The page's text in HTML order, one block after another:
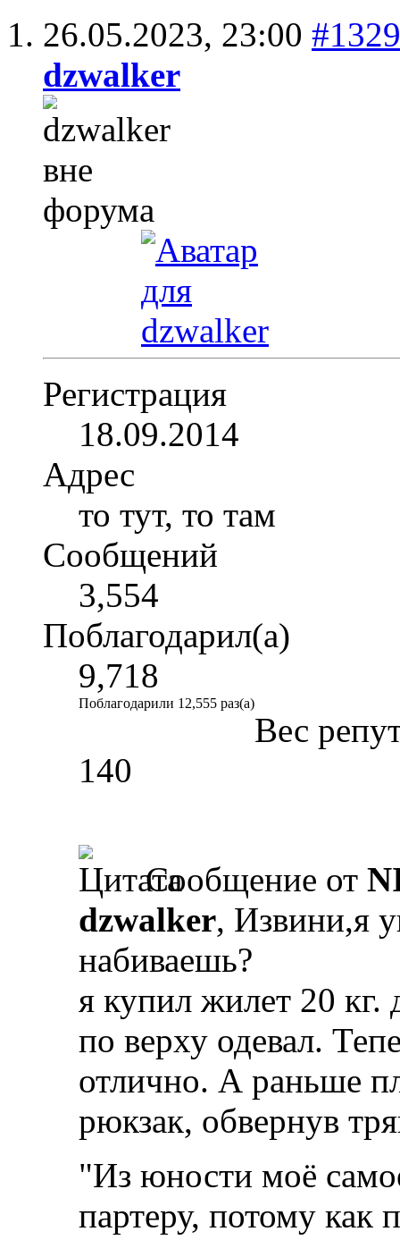
26.05.2023, 23:00
dzwalker
Регистрация
18.09.2014
Адрес
то тут, то там
Сообщений
3,554
Поблагодарил(а)
9,718
Поблагодарили 12,555 раз(а)
Вес
140
Сообщение от
dzwalker, Извини,я
набиваешь?
я купил жилет 20
по верху одевал.
отлично. А раньше
рюкзак, обвернув
"Из юности моё
партеру, потому как